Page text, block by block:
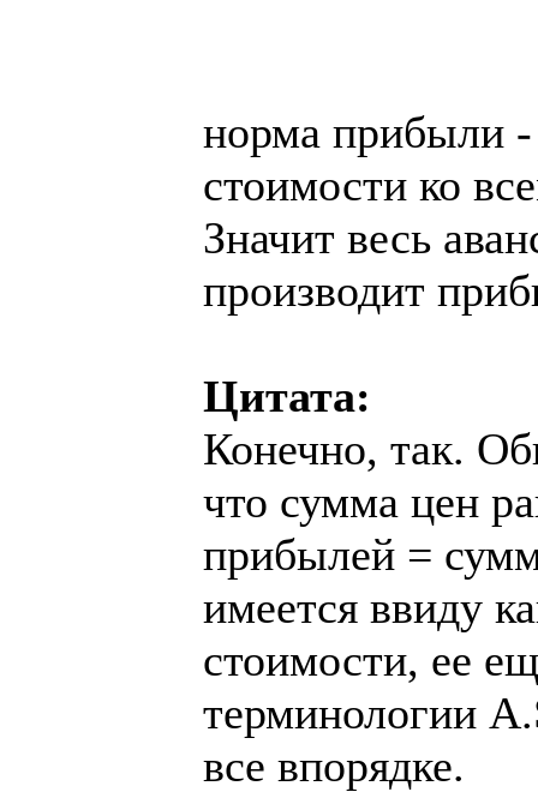
норма прибыли
стоимости ко
Значит весь
производит
Цитата:
Конечно, так.
что сумма цен
прибылей =
имеется ввиду
стоимости, ее
терминологии
все впорядке.